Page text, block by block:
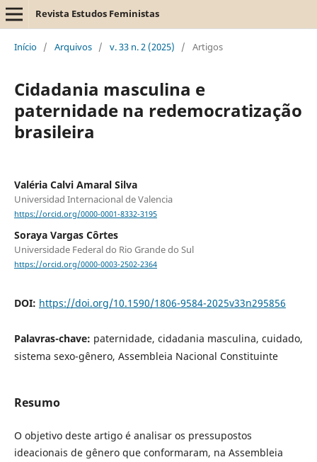
Revista Estudos Feministas
Início / Arquivos / v. 33 n. 2 (2025) / Artigos
Cidadania masculina e
paternidade na redemocratização
brasileira
Valéria Calvi Amaral Silva
Universidad Internacional de Valencia
https://orcid.org/0000-0001-8332-3195
Soraya Vargas Côrtes
Universidade Federal do Rio Grande do Sul
https://orcid.org/0000-0003-2502-2364
DOI: https://doi.org/10.1590/1806-9584-2025v33n295856
Palavras-chave: paternidade, cidadania masculina, cuidado,
sistema sexo-gênero, Assembleia Nacional Constituinte
Resumo
O objetivo deste artigo é analisar os pressupostos
ideacionais de gênero que conformaram, na Assembleia